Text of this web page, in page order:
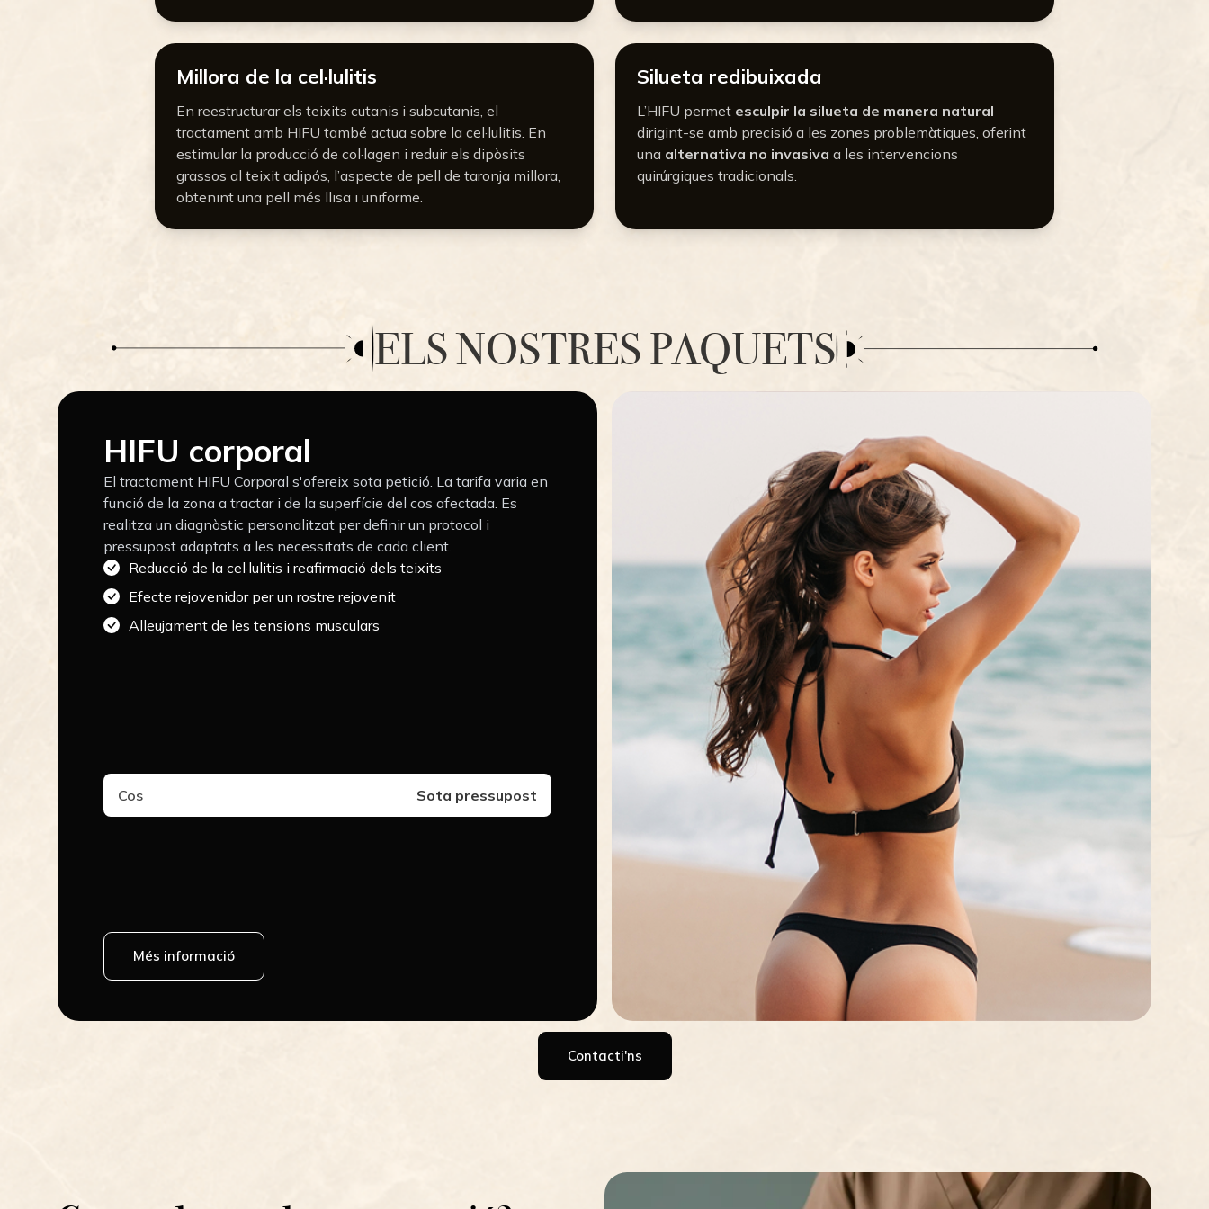
Millora de la cel·lulitis
En reestructurar els teixits cutanis i subcutanis, el
tractament amb HIFU també actua sobre la cel·lulitis. En
estimular la producció de col·lagen i reduir els dipòsits
grassos al teixit adipós, l’aspecte de pell de taronja millora,
obtenint una pell més llisa i uniforme.
Silueta redibuixada
L’HIFU permet esculpir la silueta de manera natural
dirigint-se amb precisió a les zones problemàtiques, oferint
una alternativa no invasiva a les intervencions
quirúrgiques tradicionals.
ELS NOSTRES PAQUETS
HIFU corporal
El tractament HIFU Corporal s'ofereix sota petició. La tarifa varia en
funció de la zona a tractar i de la superfície del cos afectada. Es
realitza un diagnòstic personalitzat per definir un protocol i
pressupost adaptats a les necessitats de cada client.
Reducció de la cel·lulitis i reafirmació dels teixits
Efecte rejovenidor per un rostre rejovenit
Alleujament de les tensions musculars
Cos Sota pressupost
Més informació
Contacti'ns